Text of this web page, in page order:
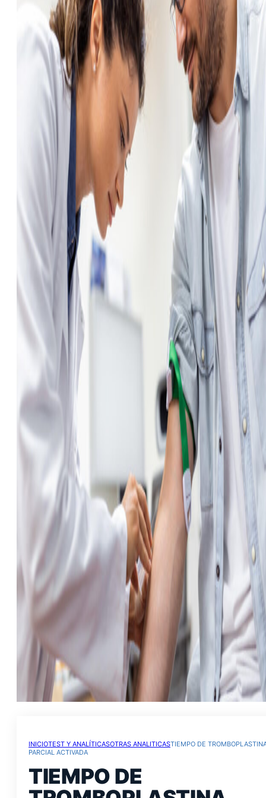
INICIOTEST Y ANALÍTICASOTRAS ANALITICASTIEMPO DE
PARCIAL ACTIVADA
TIEMPO DE